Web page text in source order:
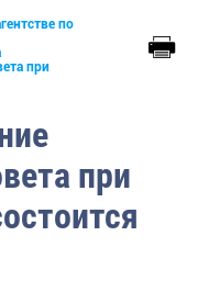
совета
совета
2024-2027)
по
при
при